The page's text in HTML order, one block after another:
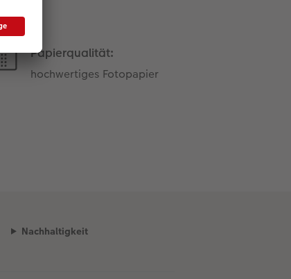
Papierqualität:
hochwertiges Fotopapier
Nachhaltigkeit